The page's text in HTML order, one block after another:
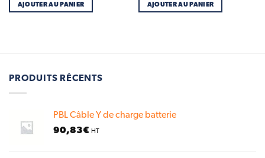
AJOUTER AU PANIER AJOUTER AU PANIER
PRODUITS RÉCENTS
PBL Câble Y de charge batterie
90,83€ HT